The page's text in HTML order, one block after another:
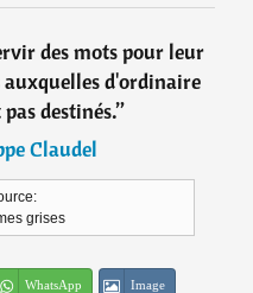
des mots pour leur
auxquelles d'ordinaire
destinés.”
Claudel
grises
WhatsApp Image